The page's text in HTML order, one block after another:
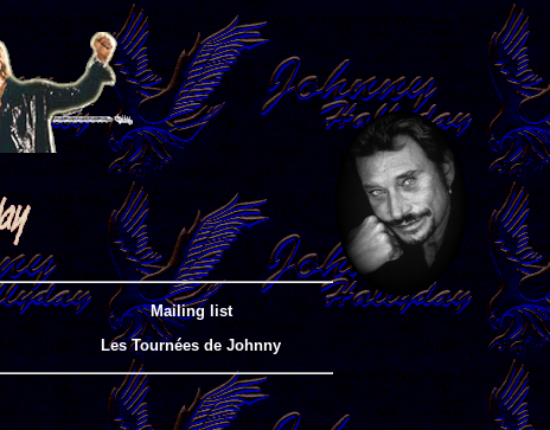
Mailing list
Les Tournées de Johnny